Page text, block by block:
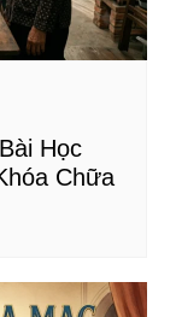
Học
Chữa